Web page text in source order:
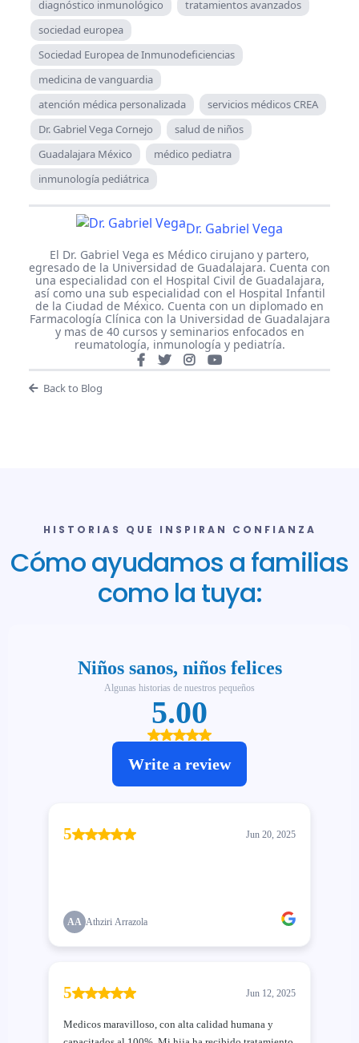
diagnóstico inmunológico
tratamientos avanzados
sociedad europea
Sociedad Europea de Inmunodeficiencias
medicina de vanguardia
atención médica personalizada
servicios médicos CREA
Dr. Gabriel Vega Cornejo
salud de niños
Guadalajara México
médico pediatra
inmunología pediátrica
Dr. Gabriel Vega
El Dr. Gabriel Vega es Médico cirujano y partero,
egresado de la Universidad de Guadalajara. Cuenta con
una especialidad con el Hospital Civil de Guadalajara,
así como una sub especialidad con el Hospital Infantil
de la Ciudad de México. Cuenta con un diplomado en
Farmacología Clínica con la Universidad de Guadalajara
y mas de 40 cursos y seminarios enfocados en
reumatología, inmunología y pediatría.
Back to Blog
HISTORIAS QUE INSPIRAN CONFIANZA
Cómo ayudamos a familias
como la tuya: